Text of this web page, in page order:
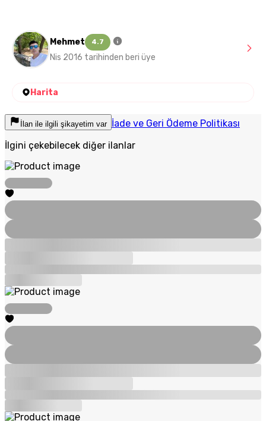
Mehmet 4.7
Nis 2016 tarihinden beri üye
Harita
İlan ile ilgili şikayetim var İade ve Geri Ödeme Politikası
İlgini çekebilecek diğer ilanlar